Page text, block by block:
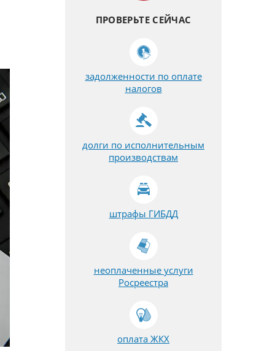
ПРОВЕРЬТЕ СЕЙЧАС
задолженности по оплате
налогов
долги по исполнительным
производствам
штрафы ГИБДД
неоплаченные услуги
Росреестра
оплата ЖКХ